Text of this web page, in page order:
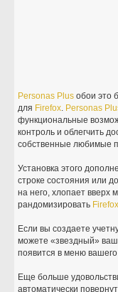
Personas Plus обои это
для Firefox. Personas
функциональные
контроль и облегчить
собственные любимые
Установка этого
строке состояния или
на него, хлопает вверх
рандомизировать Firefox
Если вы создаете
можете «звездный»
появится в меню вашего
Еще больше
автоматически